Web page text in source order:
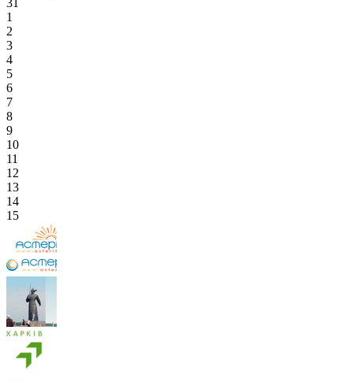
31
1
2
3
4
5
6
7
8
9
10
11
12
13
14
15